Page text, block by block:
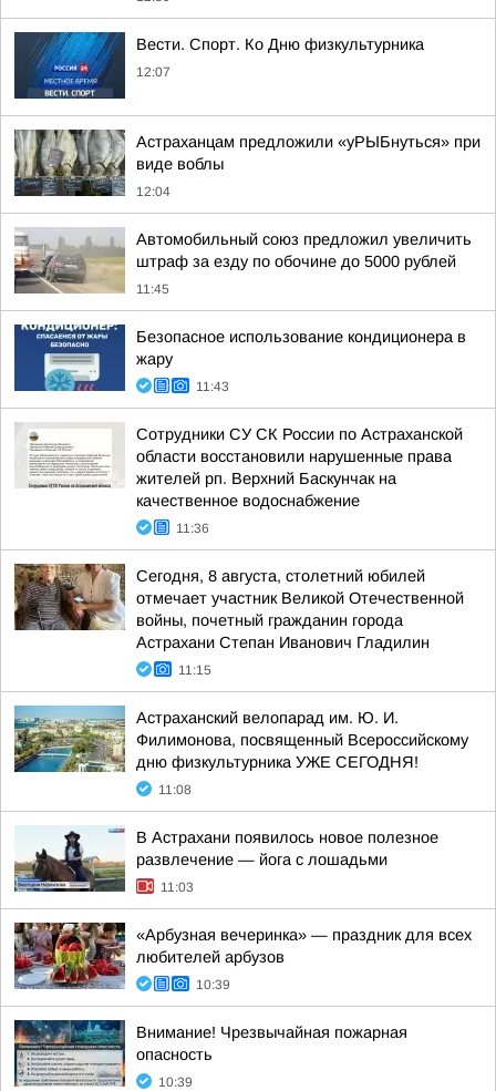
Вести. Спорт. Ко Дню физкультурника
12:07
Астраханцам предложили «уРЫБнуться» при
виде воблы
12:04
Автомобильный союз предложил увеличить
штраф за езду по обочине до 5000 рублей
11:45
Безопасное использование кондиционера в
жару
11:43
Сотрудники СУ СК России по Астраханской
области восстановили нарушенные права
жителей рп. Верхний Баскунчак на
качественное водоснабжение
11:36
Сегодня, 8 августа, столетний юбилей
отмечает участник Великой Отечественной
войны, почетный гражданин города
Астрахани Степан Иванович Гладилин
11:15
Астраханский велопарад им. Ю. И.
Филимонова, посвященный Всероссийскому
дню физкультурника УЖЕ СЕГОДНЯ!
11:08
В Астрахани появилось новое полезное
развлечение — йога с лошадьми
11:03
«Арбузная вечеринка» — праздник для всех
любителей арбузов
10:39
Внимание! Чрезвычайная пожарная
опасность
10:39